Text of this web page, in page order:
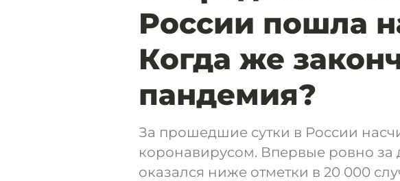
России пошла
Когда же
пандемия?
За прошедшие сутки в России
коронавирусом. Впервые ровно за
оказался ниже отметки в 20 000